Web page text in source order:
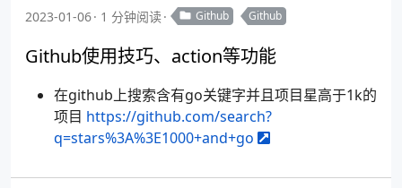
2023-01-06 1 分钟阅读 Github Github
Github使用技巧、action等功能
在github上搜索含有go关键字并且项目星高于1k的
项目 https://github.com/search?
q=stars%3A%3E1000+and+go